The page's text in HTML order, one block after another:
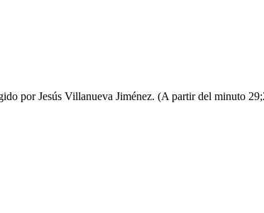
por Jesús Villanueva Jiménez. (A partir del minuto